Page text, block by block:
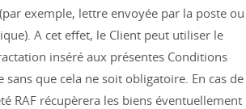
exemple, lettre envoyée par la poste ou
A cet effet, le Client peut utiliser le
inséré aux présentes Conditions
sans que cela ne soit obligatoire. En cas de
RAF récupèrera les biens éventuellement